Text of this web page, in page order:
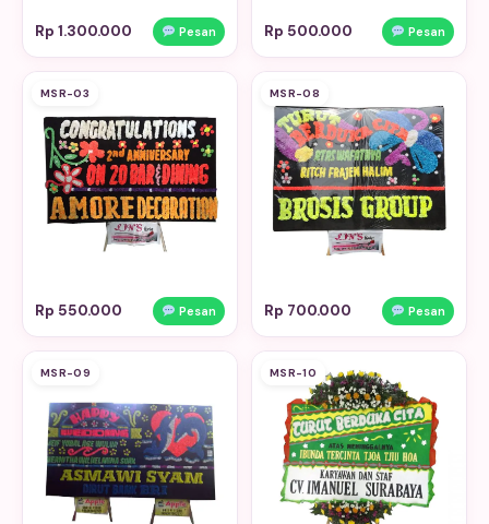
Rp 1.300.000 Pesan Rp 500.000 Pesan
MSR-03
Rp 550.000 Pesan
MSR-08
Rp 700.000 Pesan
MSR-09 MSR-10